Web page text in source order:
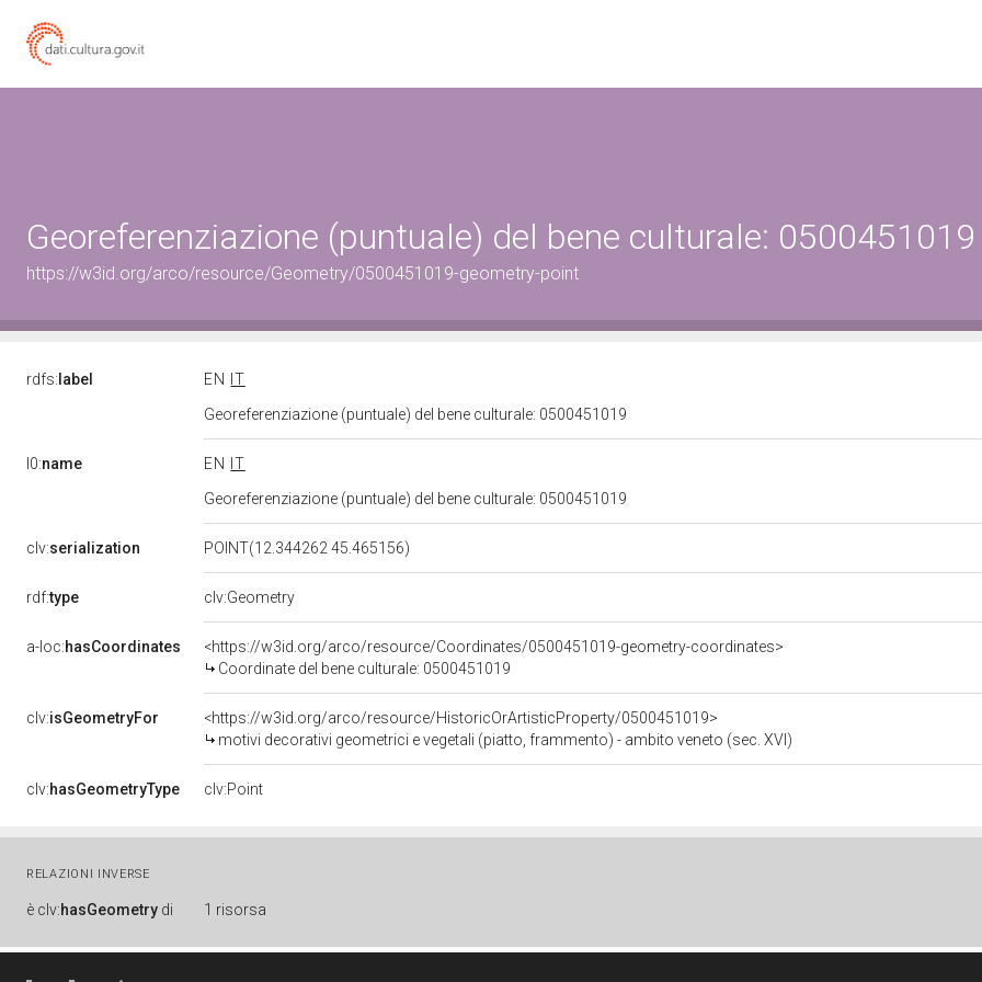
Georeferenziazione (puntuale) del bene culturale: 0500451019
https://w3id.org/arco/resource/Geometry/0500451019-geometry-point
rdfs: label EN
IT
Georeferenziazione (puntuale) del bene culturale: 0500451019
l0:name EN
IT
Georeferenziazione (puntuale) del bene culturale: 0500451019
clv:serialization POINT(12.344262 45.465156)
rdf:type clv:Geometry
a-loc:hasCoordinates
<https://w3id.org/arco/resource/Coordinates/0500451019-geometry-coordinates>
Coordinate del bene culturale: 0500451019
clv:isGeometryFor
<https://w3id.org/arco/resource/HistoricOrArtisticProperty/0500451019>
motivi decorativi geometrici e vegetali (piatto, frammento) - ambito veneto (sec. XVI)
clv:hasGeometryType clv:Point
RELAZIONI INVERSE
è clv:hasGeometry di 1 risorsa